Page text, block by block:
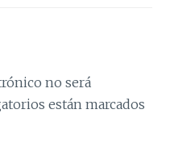
no será
están marcados